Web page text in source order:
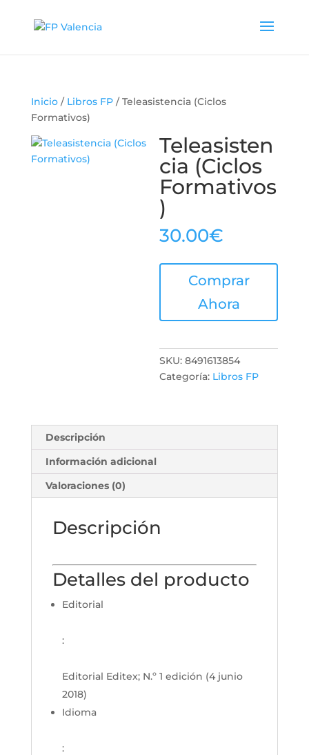
Inicio/ Libros FP/ Teleasistencia (Ciclos
Formativos)
Teleasisten
cia (Ciclos
Formativos
)
30.00€
Comprar
Ahora
SKU:8491613854
Categoría: Libros FP
Descripción
Información adicional
Valoraciones (0)
Descripción
Detalles del producto
Editorial
:
Editorial Editex; N.º 1 edición (4 junio
2018)
Idioma
: